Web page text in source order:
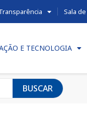
Sala
E TECNOLOGIA
BUSCAR